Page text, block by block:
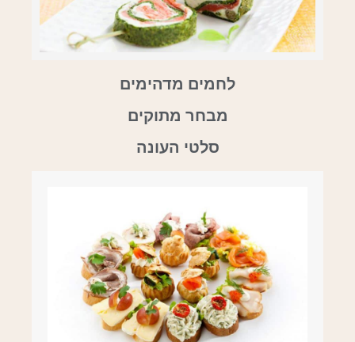
לחמים מדהימים
מבחר מתוקים
סלטי העונה